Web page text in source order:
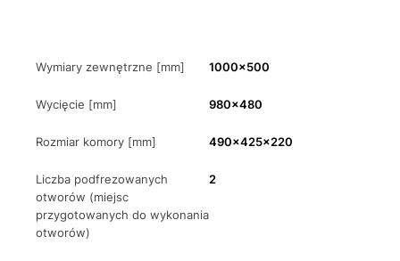
Wymiary zewnętrzne [mm] 1000x500
Wycięcie [mm] 980x480
Rozmiar komory [mm] 490x425x220
Liczba podfrezowanych
otworów (miejsc
przygotowanych do wykonania
otworów)
2